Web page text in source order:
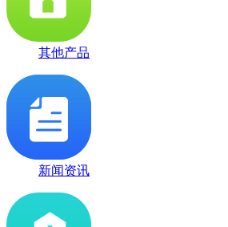
其他产品
新闻资讯